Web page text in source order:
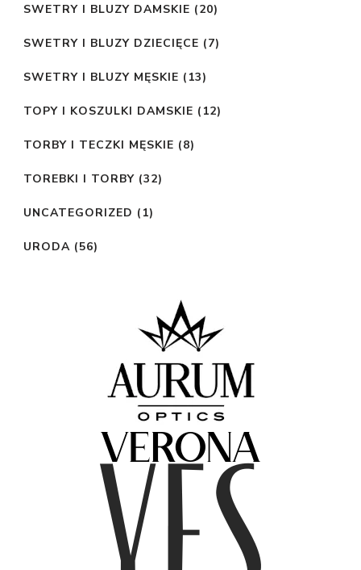
SWETRY I BLUZY DAMSKIE (20)
SWETRY I BLUZY DZIECIĘCE (7)
SWETRY I BLUZY MĘSKIE (13)
TOPY I KOSZULKI DAMSKIE (12)
TORBY I TECZKI MĘSKIE (8)
TOREBKI I TORBY (32)
UNCATEGORIZED (1)
URODA (56)